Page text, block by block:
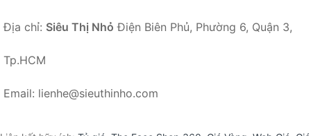
Địa chỉ: Siêu Thị Nhỏ Điện Biên Phủ, Phường 6, Quận 3,
Tp.HCM
Email: lienhe@sieuthinho.com